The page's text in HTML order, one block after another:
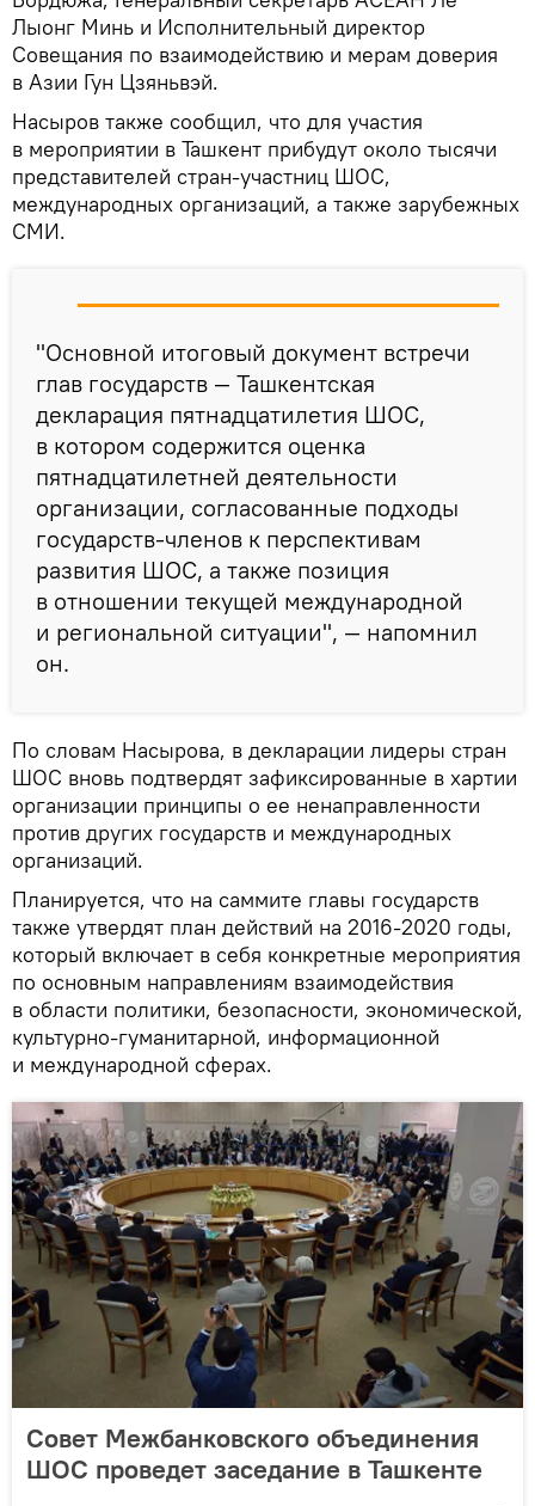
Лыонг Минь и Исполнительный директор
Совещания по взаимодействию и мерам доверия
в Азии Гун Цзяньвэй.
Насыров также сообщил, что для участия
в мероприятии в Ташкент прибудут около тысячи
представителей стран-участниц ШОС,
международных организаций, а также зарубежных
СМИ.
"Основной итоговый документ встречи
глав государств — Ташкентская
декларация пятнадцатилетия ШОС,
в котором содержится оценка
пятнадцатилетней деятельности
организации, согласованные подходы
государств-членов к перспективам
развития ШОС, а также позиция
в отношении текущей международной
и региональной ситуации", — напомнил
он.
По словам Насырова, в декларации лидеры стран
ШОС вновь подтвердят зафиксированные в хартии
организации принципы о ее ненаправленности
против других государств и международных
организаций.
Планируется, что на саммите главы государств
также утвердят план действий на 2016-2020 годы,
который включает в себя конкретные мероприятия
по основным направлениям взаимодействия
в области политики, безопасности, экономической,
культурно-гуманитарной, информационной
и международной сферах.
Совет Межбанковского объединения
ШОС проведет заседание в Ташкенте